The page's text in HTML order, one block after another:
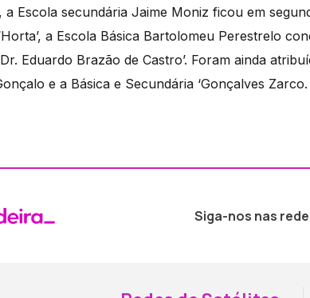
a Escola secundária Jaime Moniz ficou em
a Escola Básica Bartolomeu Perestrelo
Eduardo Brazão de Castro’. Foram ainda
e a Básica e Secundária ‘Gonçalves Zarco.
Siga-nos nas